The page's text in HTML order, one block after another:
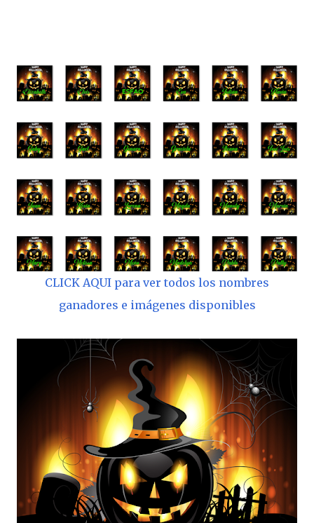
CLICK AQUI para ver todos los nombres
ganadores e imágenes disponibles